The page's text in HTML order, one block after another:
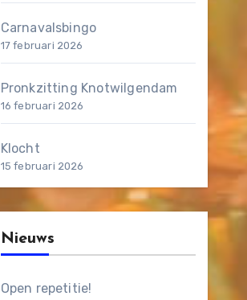
Carnavalsbingo
17 februari 2026
Pronkzitting Knotwilgendam
16 februari 2026
Klocht
15 februari 2026
Nieuws
Open repetitie!